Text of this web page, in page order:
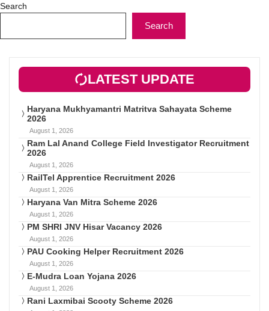
Search
Search
LATEST UPDATE
Haryana Mukhyamantri Matritva Sahayata Scheme
2026
August 1, 2026
Ram Lal Anand College Field Investigator Recruitment
2026
August 1, 2026
RailTel Apprentice Recruitment 2026
August 1, 2026
Haryana Van Mitra Scheme 2026
August 1, 2026
PM SHRI JNV Hisar Vacancy 2026
August 1, 2026
PAU Cooking Helper Recruitment 2026
August 1, 2026
E-Mudra Loan Yojana 2026
August 1, 2026
Rani Laxmibai Scooty Scheme 2026